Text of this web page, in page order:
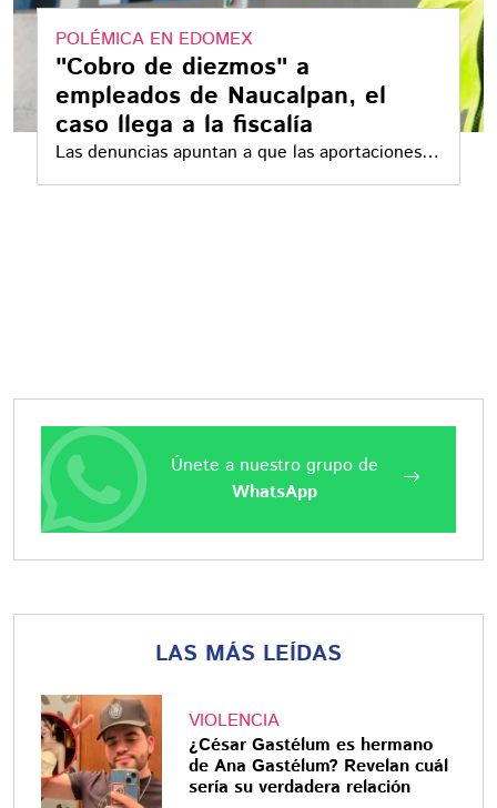
POLÉMICA EN EDOMEX
"Cobro de diezmos" a
empleados de Naucalpan, el
caso llega a la fiscalía
Las denuncias apuntan a que las aportaciones
se recaudaban en efectivo y podrían sumar más
Únete a nuestro grupo de
WhatsApp
LAS MÁS LEÍDAS
VIOLENCIA
¿César Gastélum es hermano
de Ana Gastélum? Revelan cuál
sería su verdadera relación